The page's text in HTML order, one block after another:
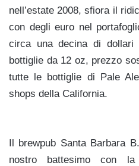
nell’estate 2008, sfiora il
con degli euro nel
circa una decina di
bottiglie da 12 oz, prezzo
tutte le bottiglie di Pale
shops della California.
Il brewpub Santa Barbara
nostro battesimo con